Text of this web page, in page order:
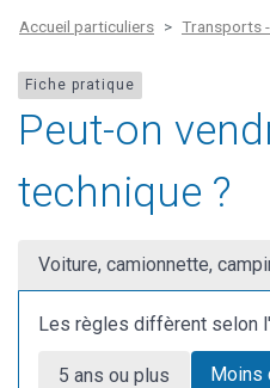
Accueil particuliers Transports
Fiche pratique
Peut-on
technique ?
Voiture, camionnette,
Les règles diffèrent selon
5 ans ou plus Moins